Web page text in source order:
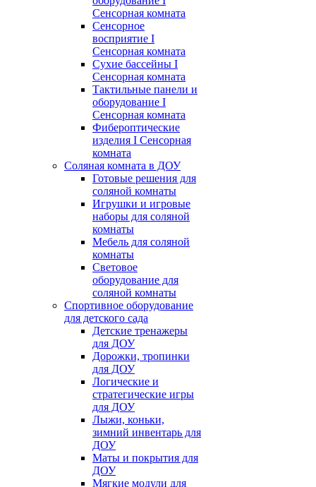
Сенсорная комната
Сенсорное
восприятие I
Сенсорная комната
Сухие бассейны I
Сенсорная комната
Тактильные панели и
оборудование I
Сенсорная комната
Фибероптические
изделия I Сенсорная
комната
Соляная комната в ДОУ
Готовые решения для
соляной комнаты
Игрушки и игровые
наборы для соляной
комнаты
Мебель для соляной
комнаты
Световое
оборудование для
соляной комнаты
Спортивное оборудование
для детского сада
Детские тренажеры
для ДОУ
Дорожки, тропинки
для ДОУ
Логические и
стратегические игры
для ДОУ
Лыжи, коньки,
зимний инвентарь для
ДОУ
Маты и покрытия для
ДОУ
Мягкие модули для